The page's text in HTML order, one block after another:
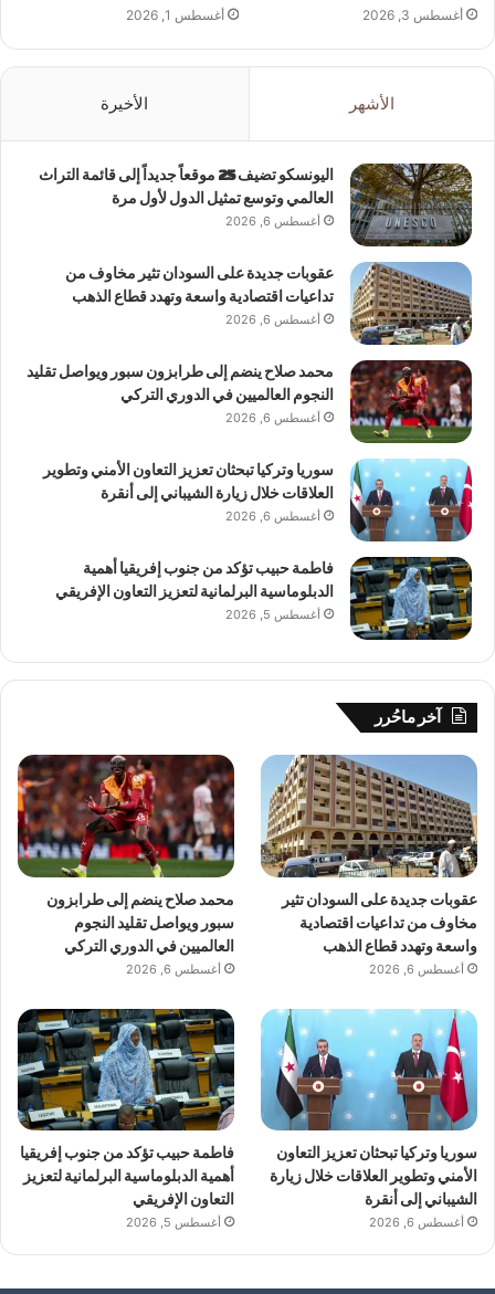
أغسطس 3, 2026
أغسطس 1, 2026
الأشهر الأخيرة
اليونسكو تضيف 25 موقعاً جديداً إلى قائمة التراث
العالمي وتوسع تمثيل الدول لأول مرة
أغسطس 6, 2026
عقوبات جديدة على السودان تثير مخاوف من
تداعيات اقتصادية واسعة وتهدد قطاع الذهب
أغسطس 6, 2026
محمد صلاح ينضم إلى طرابزون سبور ويواصل تقليد
النجوم العالميين في الدوري التركي
أغسطس 6, 2026
سوريا وتركيا تبحثان تعزيز التعاون الأمني وتطوير
العلاقات خلال زيارة الشيباني إلى أنقرة
أغسطس 6, 2026
فاطمة حبيب تؤكد من جنوب إفريقيا أهمية
الدبلوماسية البرلمانية لتعزيز التعاون الإفريقي
أغسطس 5, 2026
آخر ماحُرر
عقوبات جديدة على السودان تثير
مخاوف من تداعيات اقتصادية
واسعة وتهدد قطاع الذهب
أغسطس 6, 2026
محمد صلاح ينضم إلى طرابزون
سبور ويواصل تقليد النجوم
العالميين في الدوري التركي
أغسطس 6, 2026
سوريا وتركيا تبحثان تعزيز التعاون
الأمني وتطوير العلاقات خلال زيارة
الشيباني إلى أنقرة
أغسطس 6, 2026
فاطمة حبيب تؤكد من جنوب إفريقيا
أهمية الدبلوماسية البرلمانية لتعزيز
التعاون الإفريقي
أغسطس 5, 2026